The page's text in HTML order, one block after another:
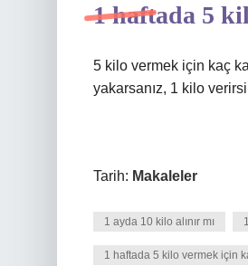
1 haftada 5
5 kilo vermek için kaç
yakarsanız, 1 kilo
Tarih: Makaleler
1 ayda 10 kilo alınır mı
1 haftada 5 kilo vermek için